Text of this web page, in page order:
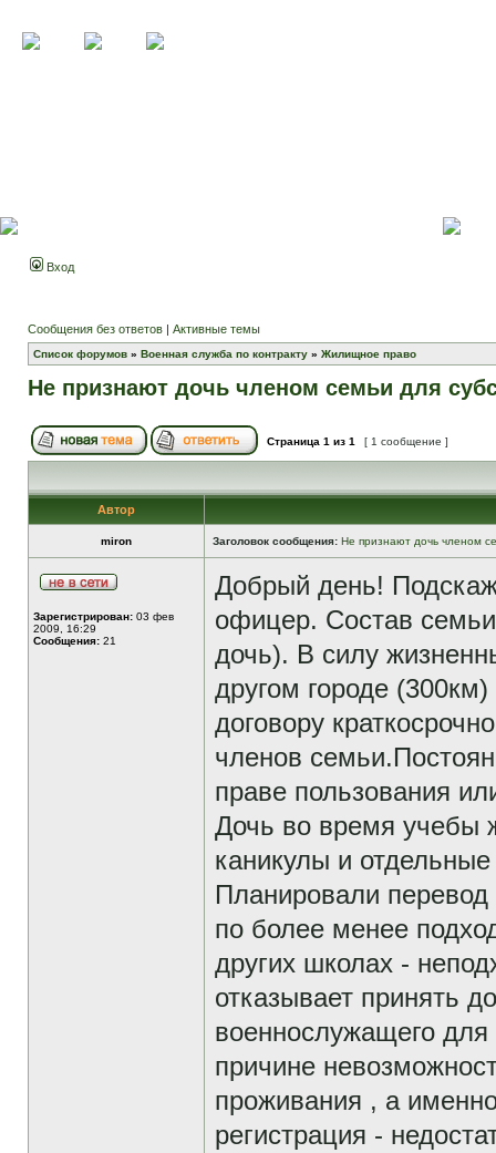
Вход
Сообщения без ответов | Активные темы
Список форумов » Военная служба по контракту » Жилищное право
Не признают дочь членом семьи для
Страница 1 из 1 [ 1 сообщение ]
Автор
miron Заголовок сообщения: Не признают дочь членом
Зарегистрирован: 03 фев
2009, 16:29
Сообщения: 21
Добрый день!
офицер. Состав
дочь). В силу
другом городе
договору
членов
праве пользования
Дочь во время учебы
каникулы и
Планировали
по более менее
других школах -
отказывает принять
военнослужащего
причине
проживания , а
регистрация -